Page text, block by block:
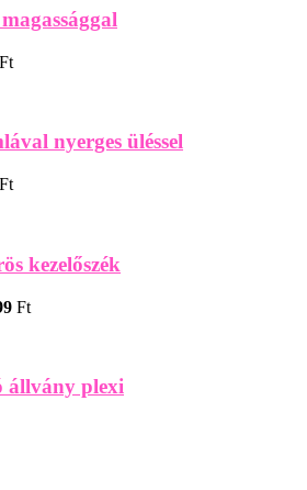
Ft
nyerges üléssel
Ft
kezelőszék
Ft
állvány plexi